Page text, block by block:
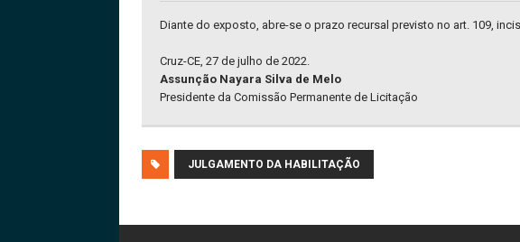
Diante do exposto, abre-se o prazo recursal previsto no art. 109,
Cruz-CE, 27 de julho de 2022.
Assunção Nayara Silva de Melo
Presidente da Comissão Permanente de Licitação
JULGAMENTO DA HABILITAÇÃO